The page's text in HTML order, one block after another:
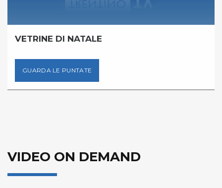
VETRINE DI NATALE
GUARDA LE PUNTATE
VIDEO ON DEMAND